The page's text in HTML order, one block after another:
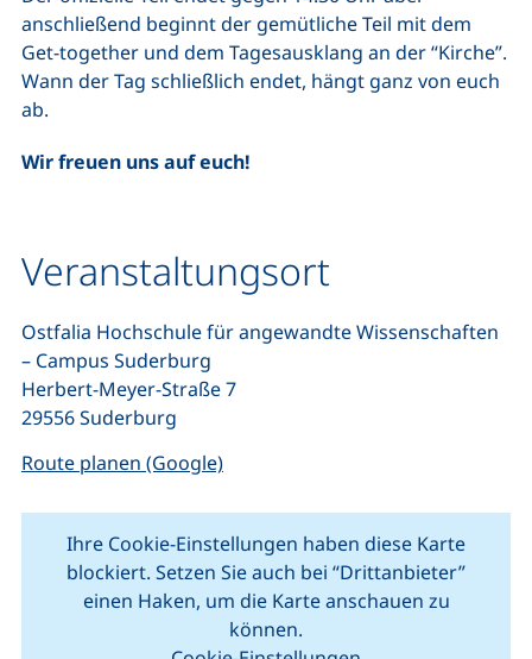
anschließend beginnt der gemütliche Teil mit dem
Get-together und dem Tagesausklang an der “Kirche”.
Wann der Tag schließlich endet, hängt ganz von euch
ab.
Wir freuen uns auf euch!
Veranstaltungsort
Ostfalia Hochschule für angewandte Wissenschaften
– Campus Suderburg
Herbert-Meyer-Straße 7
29556 Suderburg
Route planen (Google)(externer Link, öffnet neues
Ihre Cookie-Einstellungen haben diese Karte
blockiert. Setzen Sie auch bei “Drittanbieter”
einen Haken, um die Karte anschauen zu
können.